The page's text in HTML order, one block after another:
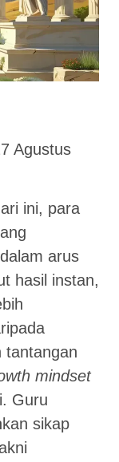
Agustus
ini, para
arus
hasil instan,
tantangan
mindset
Guru
sikap